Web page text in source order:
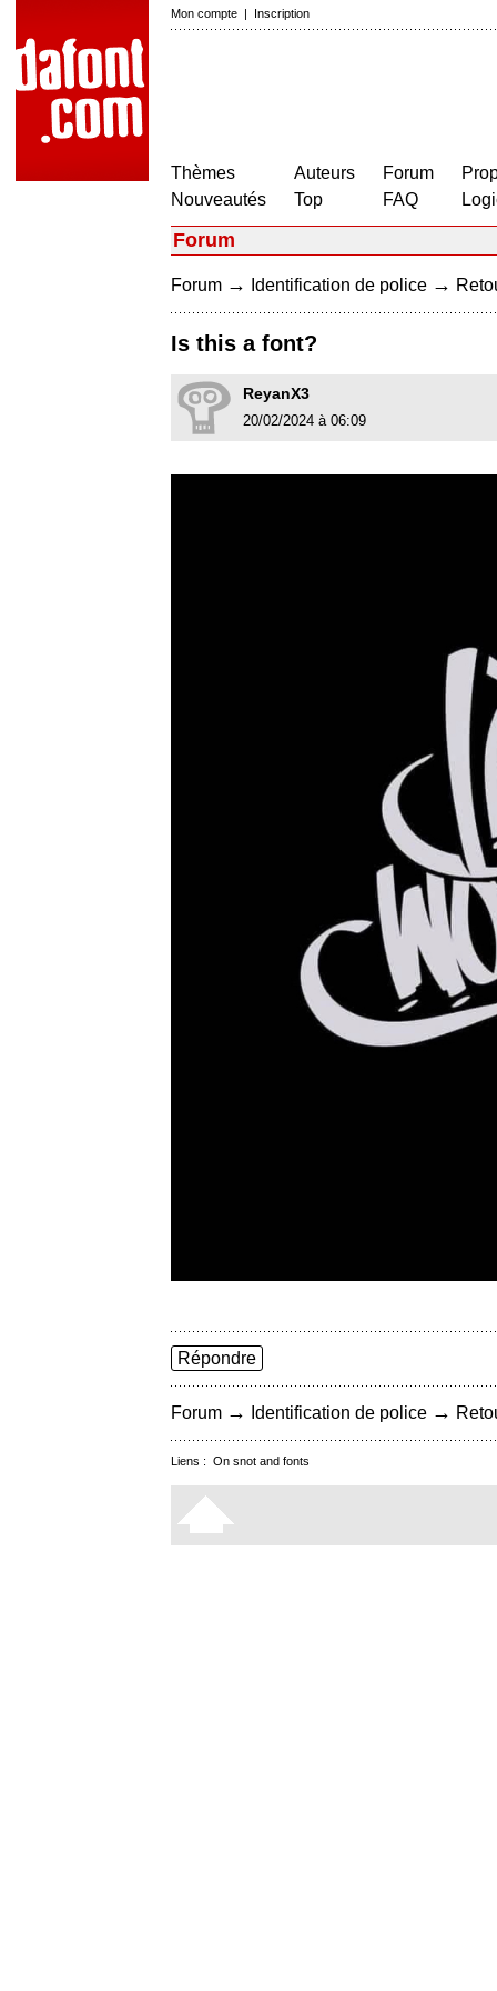
Mon compte | Inscription
Thèmes
Nouveautés
Auteurs
Top
Forum
FAQ
Forum
Forum → Identification de police →
Is this a font?
ReyanX3
20/02/2024 à 06:09
Répondre
Forum → Identification de police →
Liens : On snot and fonts